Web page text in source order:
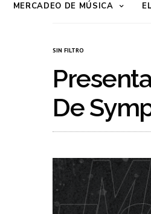
MERCADEO DE MÚSICA
SIN FILTRO
De